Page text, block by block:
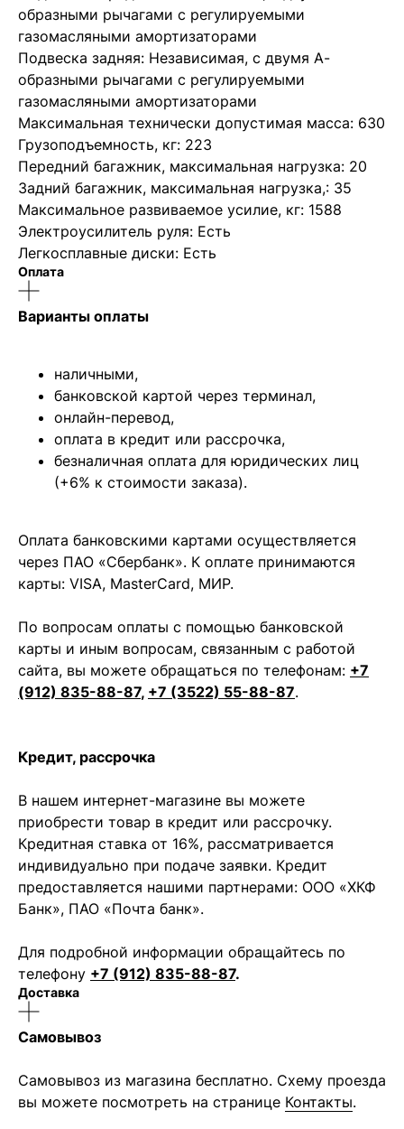
образными рычагами с регулируемыми
газомасляными амортизаторами
Подвеска задняя: Независимая, с двумя А-
образными рычагами с регулируемыми
газомасляными амортизаторами
Максимальная технически допустимая масса: 630
Грузоподъемность, кг: 223
Передний багажник, максимальная нагрузка: 20
Задний багажник, максимальная нагрузка,: 35
Максимальное развиваемое усилие, кг: 1588
Электроусилитель руля: Есть
Легкосплавные диски: Есть
Оплата
Варианты оплаты
наличными,
банковской картой через терминал,
онлайн-перевод,
оплата в кредит или рассрочка,
безналичная оплата для юридических лиц
(+6% к стоимости заказа).
Оплата банковскими картами осуществляется
через ПАО «Сбербанк». К оплате принимаются
карты: VISA, MasterCard, МИР.
По вопросам оплаты с помощью банковской
карты и иным вопросам, связанным с работой
сайта, вы можете обращаться по телефонам: +7
(912) 835-88-87, +7 (3522) 55-88-87.
Кредит, рассрочка
В нашем интернет-магазине вы можете
приобрести товар в кредит или рассрочку.
Кредитная ставка от 16%, рассматривается
индивидуально при подаче заявки. Кредит
предоставляется нашими партнерами: ООО «ХКФ
Банк», ПАО «Почта банк».
Для подробной информации обращайтесь по
телефону +7 (912) 835-88-87.
Доставка
Самовывоз
Самовывоз из магазина бесплатно. Схему проезда
вы можете посмотреть на странице Контакты.